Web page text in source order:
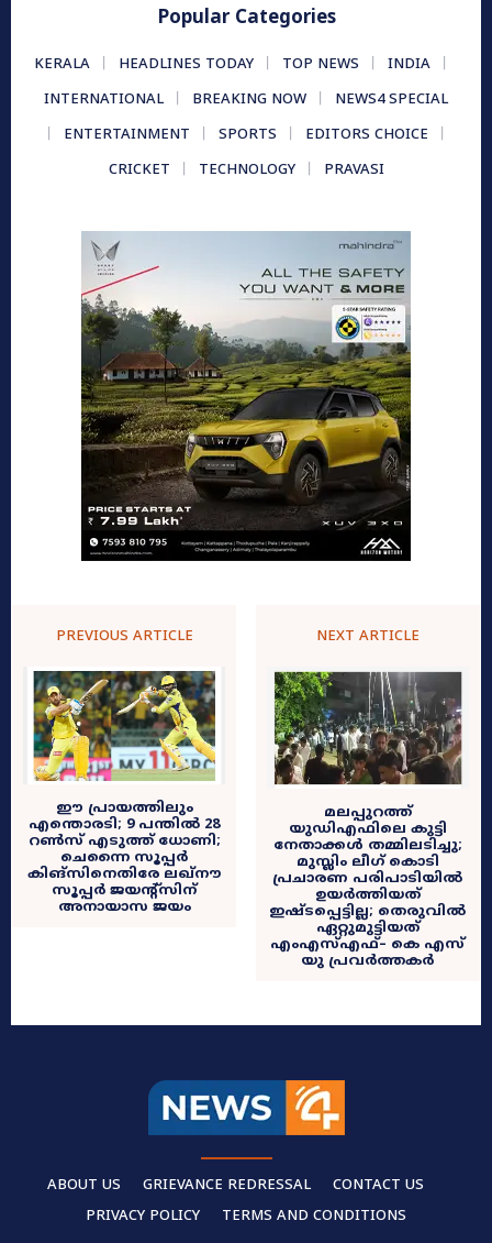
Popular Categories
KERALA HEADLINES TODAY TOP NEWS
INDIA
INTERNATIONAL
BREAKING NOW
NEWS4 SPECIAL
ENTERTAINMENT
SPORTS
EDITORS CHOICE
CRICKET
TECHNOLOGY PRAVASI
PREVIOUS ARTICLE
ഈ പ്രായത്തിലും
എന്തൊരടി; 9 പന്തിൽ 28
റൺസ് എടുത്ത് ധോണി;
ചെന്നൈ സൂപ്പര്‍
കിങ്‌സിനെതിരേ ലഖ്‌നൗ
സൂപ്പര്‍ ജയന്റ്‌സിന്
അനായാസ ജയം
NEXT ARTICLE
മലപ്പുറത്ത്
യുഡിഎഫിലെ കുട്ടി
നേതാക്കൾ തമ്മിലടിച്ചു;
മുസ്ലിം ലീഗ് കൊടി
പ്രചാരണ പരിപാടിയിൽ
ഉയർത്തിയത്
ഇഷ്ടപ്പെട്ടില്ല; തെരുവിൽ
ഏറ്റുമുട്ടിയത്
എംഎസ്എഫ്– കെ എസ്
യു പ്രവർത്തകർ
ABOUT US GRIEVANCE REDRESSAL
CONTACT US
PRIVACY POLICY
TERMS AND CONDITIONS